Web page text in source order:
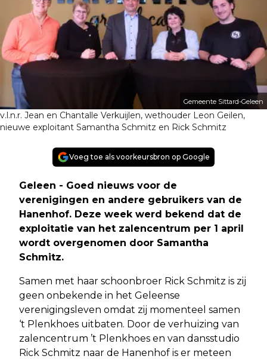
Gemeente Sittard-Geleen
v.l.n.r. Jean en Chantalle Verkuijlen, wethouder Leon Geilen,
nieuwe exploitant Samantha Schmitz en Rick Schmitz
Voeg toe als voorkeursbron op Google
Geleen - Goed nieuws voor de
verenigingen en andere gebruikers van de
Hanenhof. Deze week werd bekend dat de
exploitatie van het zalencentrum per 1 april
wordt overgenomen door Samantha
Schmitz.
Samen met haar schoonbroer Rick Schmitz is zij
geen onbekende in het Geleense
verenigingsleven omdat zij momenteel samen
‘t Plenkhoes uitbaten. Door de verhuizing van
zalencentrum ’t Plenkhoes en van dansstudio
Rick Schmitz naar de Hanenhof is er meteen